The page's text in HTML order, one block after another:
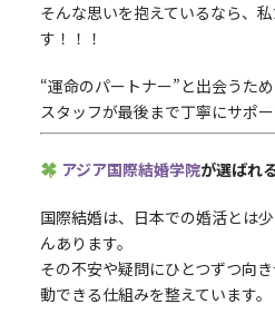
そんな思いを抱えているなら、
す！！！
“運命のパートナー”と出会うた
スタッフが最後まで丁寧にサポー
アジア国際結婚学院が選ばれ
国際結婚は、日本での婚活とは
んあります。
その不安や疑問にひとつずつ向
動できる仕組みを整えています。